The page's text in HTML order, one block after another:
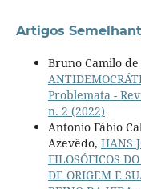
Artigos
Bruno Camilo
Problemata -
n. 2 (2022)
Antonio Fábio
Azevêdo, HANS
FILOSÓFICOS
DE ORIGEM E